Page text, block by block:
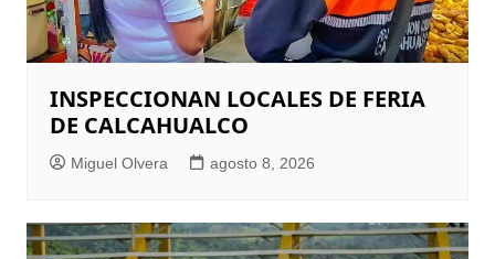
INSPECCIONAN LOCALES DE FERIA
DE CALCAHUALCO
Miguel Olvera agosto 8, 2026